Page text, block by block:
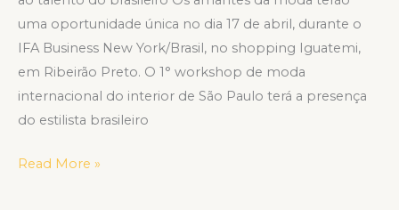
uma oportunidade única no dia 17 de abril, durante o
IFA Business New York/Brasil, no shopping Iguatemi,
em Ribeirão Preto. O 1° workshop de moda
internacional do interior de São Paulo terá a presença
do estilista brasileiro
Read More »